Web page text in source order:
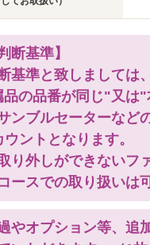
断基準】
基準と致しましては、
の品番が同じ"又は"
ンブルセーターなど
ントとなります。
り外しができないフ
ースでの取り扱いは
やオプション等、追